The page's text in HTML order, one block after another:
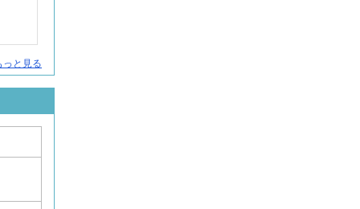
と見る